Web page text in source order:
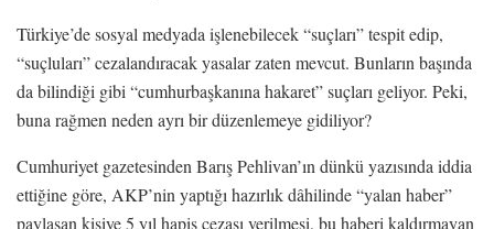
Türkiye’de sosyal medyada işlenebilecek “suçları” tespit edip,
“suçluları” cezalandıracak yasalar zaten mevcut. Bunların başında
da bilindiği gibi “cumhurbaşkanına hakaret” suçları geliyor. Peki,
buna rağmen neden ayrı bir düzenlemeye gidiliyor?
Cumhuriyet gazetesinden Barış Pehlivan’ın dünkü yazısında iddia
ettiğine göre, AKP’nin yaptığı hazırlık dâhilinde “yalan haber”
paylaşan kişiye 5 yıl hapis cezası verilmesi, bu haberi kaldırmayan